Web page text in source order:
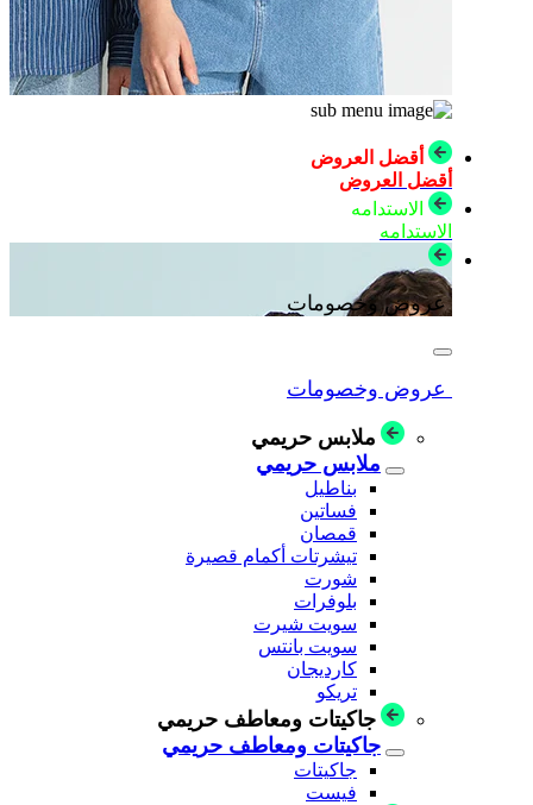
أقضل العروض
أقضل العروض
الاستدامه
الاستدامه
عروض وخصومات
عروض وخصومات
ملابس حريمي
ملابس حريمي
بناطيل
فساتين
قمصان
تيشرتات أكمام قصيرة
شورت
بلوفرات
سويت شيرت
سويت بانتس
كارديجان
تريكو
جاكيتات ومعاطف حريمي
جاكيتات ومعاطف حريمي
جاكيتات
فيست